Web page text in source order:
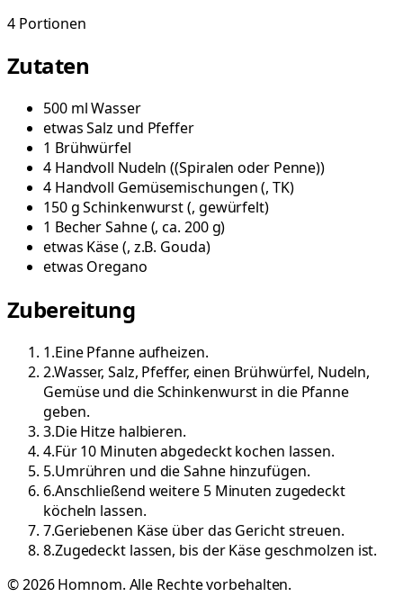
4 Portionen
Zutaten
500 mlWasser
etwasSalz und Pfeffer
1 Brühwürfel
4 Handvoll Nudeln ((Spiralen oder Penne))
4 Handvoll Gemüsemischungen(, TK)
150gSchinkenwurst(, gewürfelt)
1 BecherSahne(, ca. 200 g)
etwas Käse(, z.B. Gouda)
etwas Oregano
Zubereitung
1.Eine Pfanne aufheizen.
2.Wasser, Salz, Pfeffer, einen Brühwürfel, Nudeln,
Gemüse und die Schinkenwurst in die Pfanne
geben.
3.Die Hitze halbieren.
4.Für 10 Minuten abgedeckt kochen lassen.
5.Umrühren und die Sahne hinzufügen.
6.Anschließend weitere 5 Minuten zugedeckt
köcheln lassen.
7.Geriebenen Käse über das Gericht streuen.
8.Zugedeckt lassen, bis der Käse geschmolzen ist.
©2026Homnom. Alle Rechte vorbehalten.